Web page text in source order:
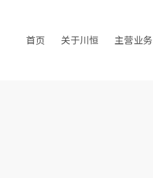
首页 关于川恒 主营业务